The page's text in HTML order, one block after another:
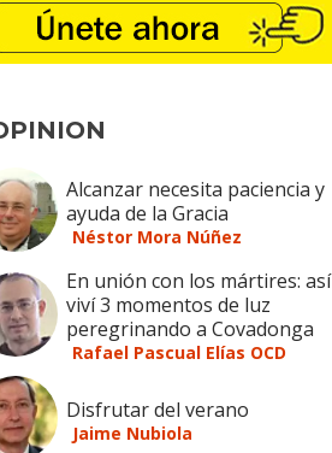
Alcanzar necesita paciencia y
ayuda de la Gracia
Néstor Mora Núñez
En unión con los mártires: así
viví 3 momentos de luz
peregrinando a Covadonga
Rafael Pascual Elías OCD
Disfrutar del verano
Jaime Nubiola